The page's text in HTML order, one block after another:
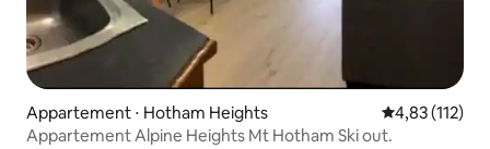
Appartement ⋅ Hotham Heights Évaluation
4,83 (112)
Appartement Alpine Heights Mt Hotham Ski out.